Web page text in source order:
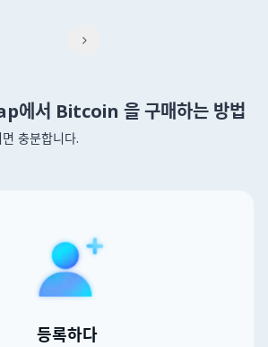

에서 Bitcoin 을 구매하는 방법
충분합니다.
등록하다